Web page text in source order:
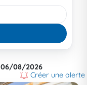
06/08/2026
Créer une alerte